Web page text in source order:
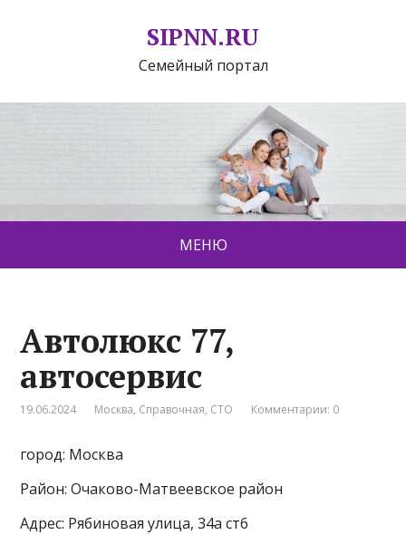
SIPNN.RU
Семейный портал
МЕНЮ
Автолюкс 77,
автосервис
19.06.2024 Москва, Справочная, СТО Комментарии: 0
город: Москва
Район: Очаково-Матвеевское район
Адрес: Рябиновая улица, 34а ст6